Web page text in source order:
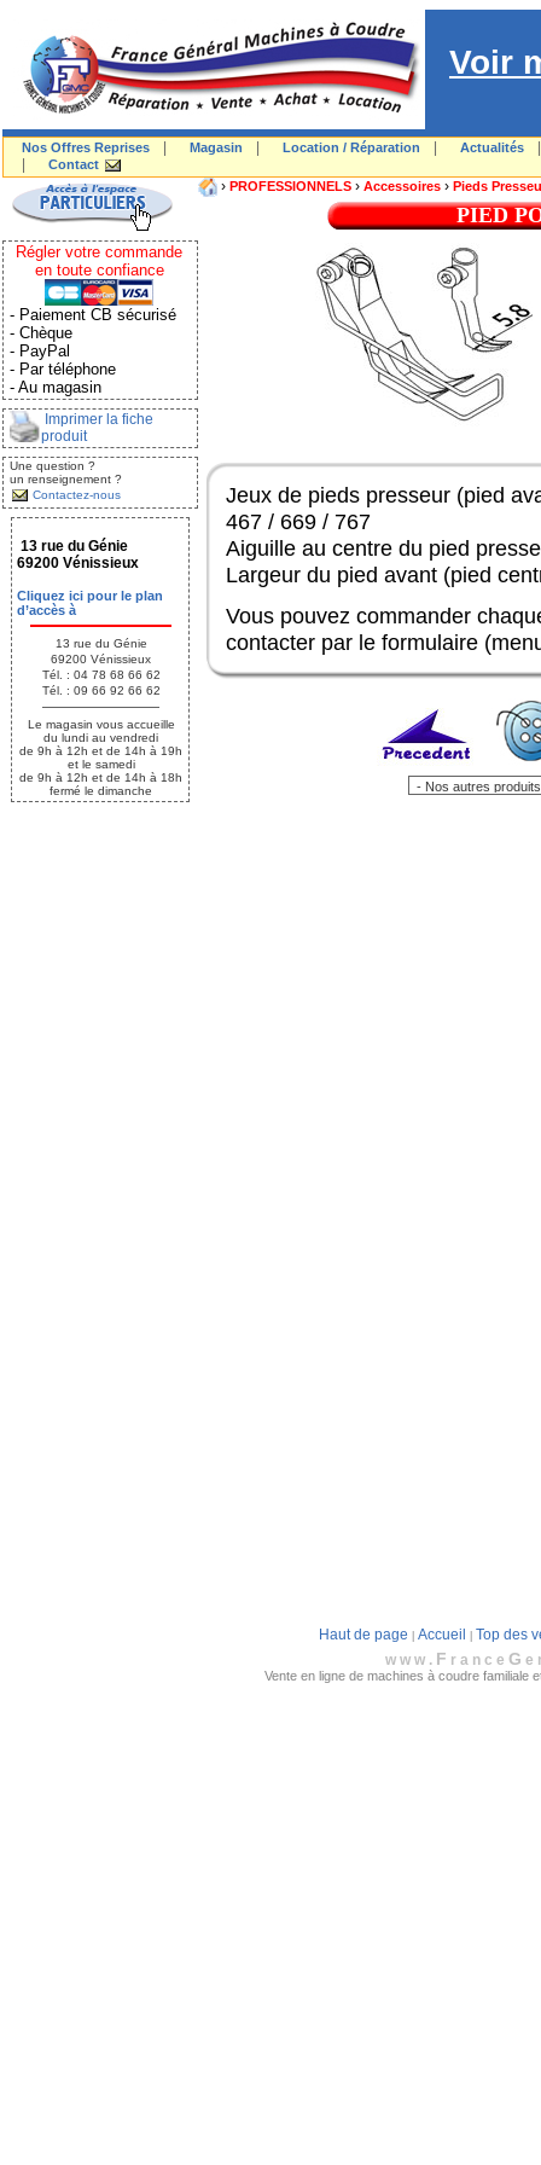
Voir
Nos Offres Reprises Magasin Location / Réparation Actualités
Contact
Régler votre commande
en toute confiance
- Paiement CB sécurisé
- Chèque
- PayPal
- Par téléphone
- Au magasin
Imprimer la fiche
produit
Une question ?
un renseignement ?
Contactez-nous
13 rue du Génie
69200 Vénissieux
Cliquez ici pour le plan
d’accès à
13 rue du Génie
69200 Vénissieux
Tél. : 04 78 68 66 62
Tél. : 09 66 92 66 62
Le magasin vous accueille
du lundi au vendredi
de 9h à 12h et de 14h à 19h
et le samedi
de 9h à 12h et de 14h à 18h
fermé le dimanche
› PROFESSIONNELS › Accessoires › Pieds
PIED
Jeux de pieds presseur (pied
467 / 669 / 767
Aiguille au centre du pied
Largeur du pied avant (pied
Vous pouvez commander
contacter par le formulaire
Haut de page Accueil
Top des
www. F rance G
Vente en ligne de machines à coudre familiale